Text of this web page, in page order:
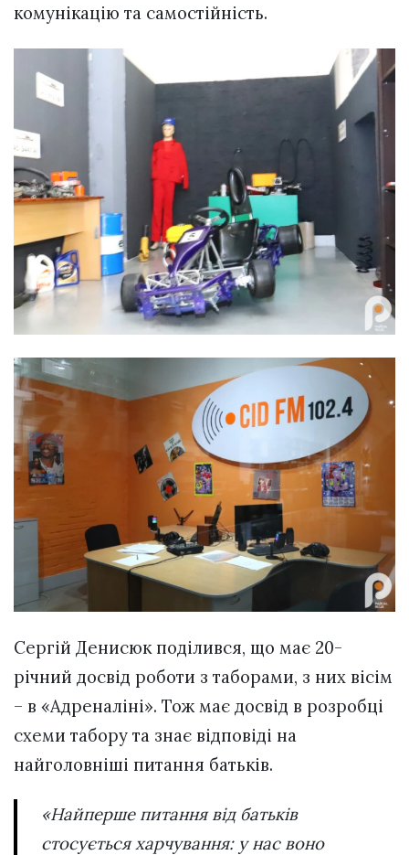
комунікацію та самостійність.
Сергій Денисюк поділився, що має 20-
річний досвід роботи з таборами, з них вісім
– в «Адреналіні». Тож має досвід в розробці
схеми табору та знає відповіді на
найголовніші питання батьків.
«Найперше питання від батьків
стосується харчування: у нас воно